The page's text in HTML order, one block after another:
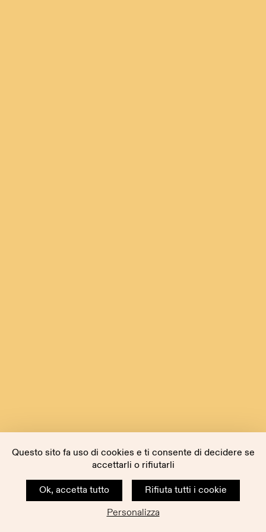
Questo sito fa uso di cookies e ti consente di decidere se
accettarli o rifiutarli
Ok, accetta tutto
Rifiuta tutti i cookie
Personalizza